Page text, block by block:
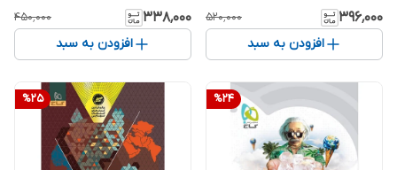
۳۹۶٬۰۰۰ ۵۲۰٬۰۰۰
افزودن به سبد
۳۳۸٬۰۰۰ ۴۵۰٬۰۰۰
افزودن به سبد
%24
%25